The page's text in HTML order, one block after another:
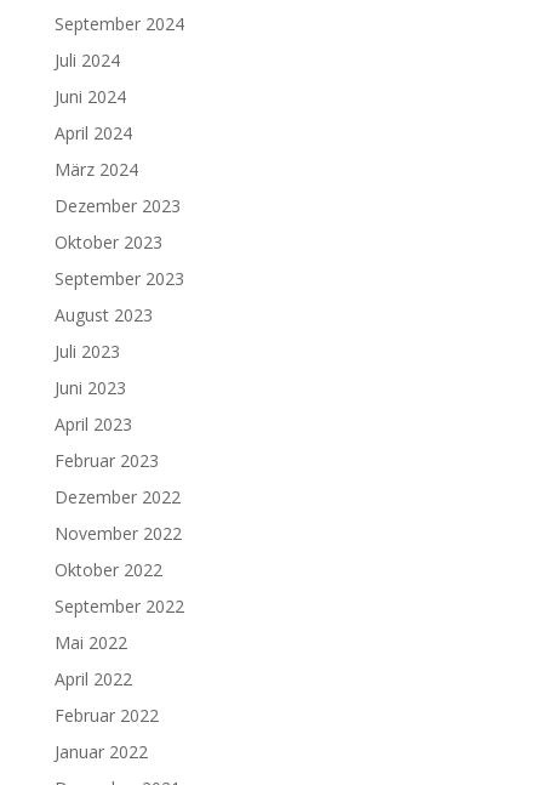
September 2024
Juli 2024
Juni 2024
April 2024
März 2024
Dezember 2023
Oktober 2023
September 2023
August 2023
Juli 2023
Juni 2023
April 2023
Februar 2023
Dezember 2022
November 2022
Oktober 2022
September 2022
Mai 2022
April 2022
Februar 2022
Januar 2022